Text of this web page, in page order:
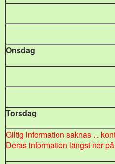
Onsdag
Torsdag
Giltig information saknas ...
Deras information längst ner